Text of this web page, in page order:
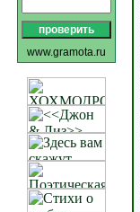
www.gramota.ru